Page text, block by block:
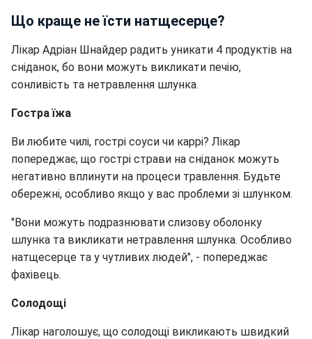
Що краще не їсти натщесерце?
Лікар Адріан Шнайдер радить уникати 4 продуктів на
сніданок, бо вони можуть викликати печію,
сонливість та нетравлення шлунка.
Гостра їжа
Ви любите чилі, гострі соуси чи каррі? Лікар
попереджає, що гострі страви на сніданок можуть
негативно вплинути на процеси травлення. Будьте
обережні, особливо якщо у вас проблеми зі шлунком.
"Вони можуть подразнювати слизову оболонку
шлунка та викликати нетравлення шлунка. Особливо
натщесерце та у чутливих людей", - попереджає
фахівець.
Солодощі
Лікар наголошує, що солодощі викликають швидкий